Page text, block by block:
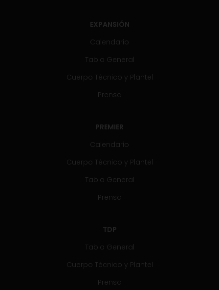
EXPANSIÓN
Calendario
Tabla General
Cuerpo Técnico y Plantel
Prensa
PREMIER
Calendario
Cuerpo Técnico y Plantel
Tabla General
Prensa
TDP
Tabla General
Cuerpo Técnico y Plantel
Prensa